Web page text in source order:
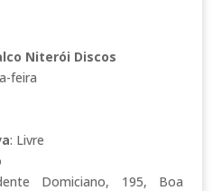
Niterói Discos
feira
: Livre
Domiciano, 195, Boa